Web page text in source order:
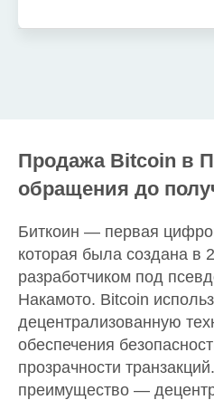
Продажа Bitcoin в
обращения до
Биткоин — первая
которая была создана в
разработчиком под
Накамото. Bitcoin
децентрализованную
обеспечения
прозрачности
преимущество —